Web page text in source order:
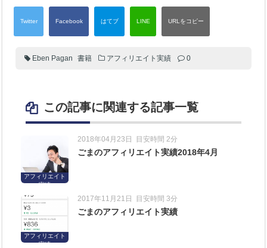
Eben Pagan 書籍 アフィリエイト実績 0
この記事に関連する記事一覧
アフィリエイト
実績
2018年04月23日 目安時間 2分
ごまのアフィリエイト実績2018年4月
アフィリエイト
実績
2017年11月21日 目安時間 3分
ごまのアフィリエイト実績